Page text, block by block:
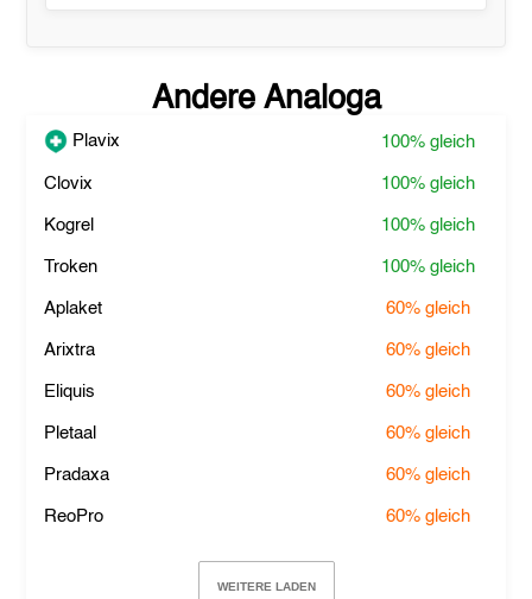
Andere Analoga
Plavix 100% gleich
Clovix 100% gleich
Kogrel 100% gleich
Troken 100% gleich
Aplaket 60% gleich
Arixtra 60% gleich
Eliquis 60% gleich
Pletaal 60% gleich
Pradaxa 60% gleich
ReoPro 60% gleich
WEITERE LADEN